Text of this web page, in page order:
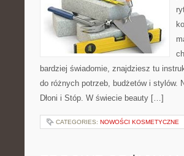
bardziej świadomie, znajdziesz tu
do różnych potrzeb, budżetów i stylów.
Dłoni i Stóp. W świecie beauty […]
CATEGORIES: NOWOŚCI KOSMETYCZNE